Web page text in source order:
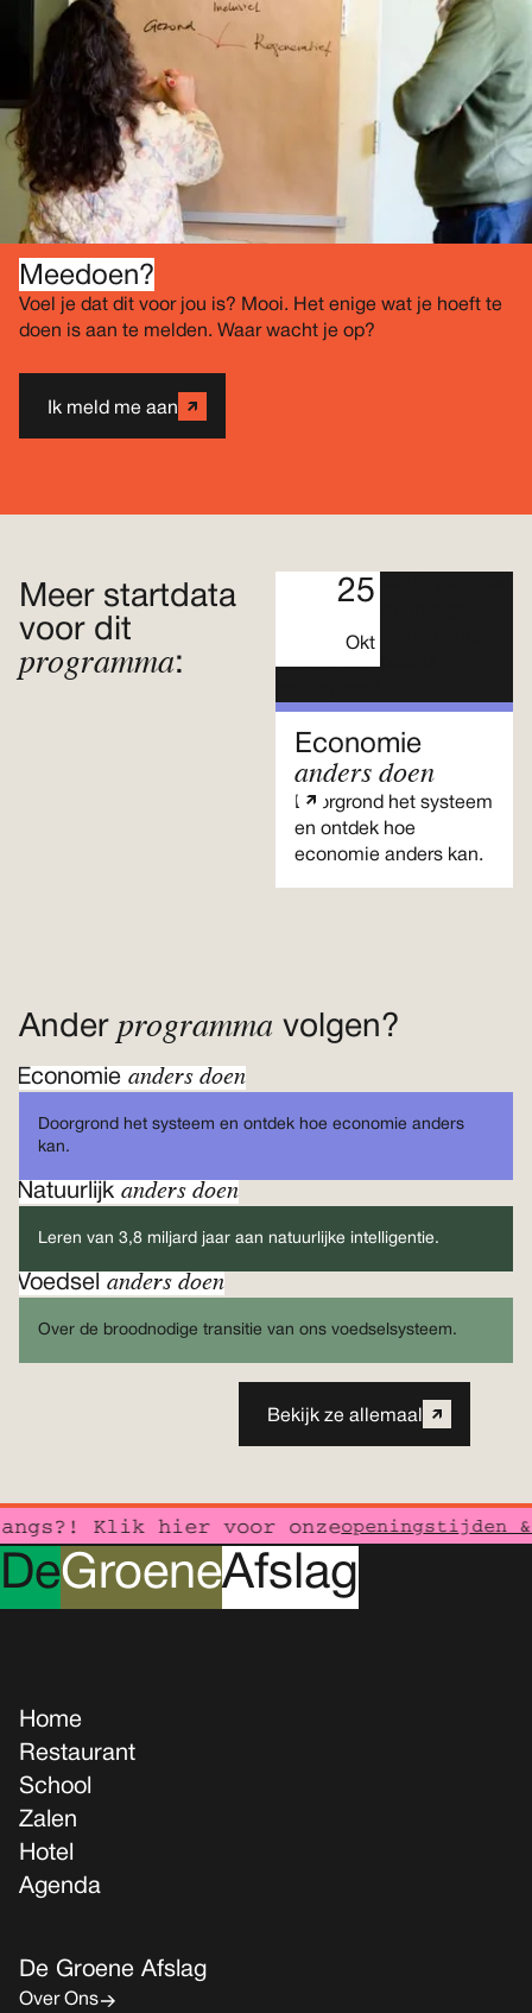
Meedoen?
Voel je dat dit voor jou is? Mooi. Het enige wat je hoeft te
doen is aan te melden. Waar wacht je op?
Ik meld me aan
Meer startdata
voor dit
programma:
25
Okt
Economie
anders doen
Doorgrond het systeem
en ontdek hoe
economie anders kan.
Ander programma volgen?
Bekijk ze allemaal
Economie anders doen
Doorgrond het systeem en ontdek hoe economie anders
kan.
Natuurlijk anders doen
Leren van 3,8 miljard jaar aan natuurlijke intelligentie.
Voedsel anders doen
Over de broodnodige transitie van ons voedselsysteem.
Klik hier voor onzeopeningstijden &
DeGroeneAfslag
Home
Restaurant
School
Zalen
Hotel
Agenda
De Groene Afslag
Over Ons